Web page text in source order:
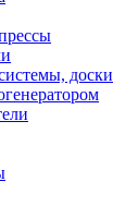
доски